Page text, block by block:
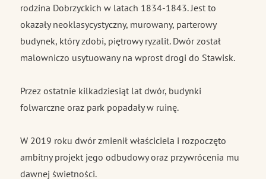
rodzina Dobrzyckich w latach 1834-1843. Jest to
okazały neoklasycystyczny, murowany, parterowy
budynek, który zdobi, piętrowy ryzalit. Dwór został
malowniczo usytuowany na wprost drogi do Stawisk.
Przez ostatnie kilkadziesiąt lat dwór, budynki
folwarczne oraz park popadały w ruinę.
W 2019 roku dwór zmienił właściciela i rozpoczęto
ambitny projekt jego odbudowy oraz przywrócenia mu
dawnej świetności.